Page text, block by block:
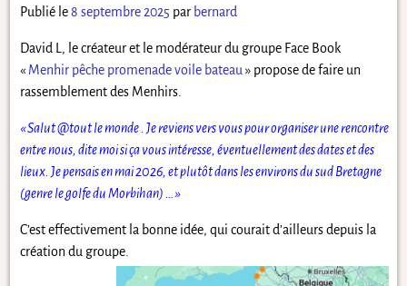
Publié le8 septembre 2025 par bernard
David L, le créateur et le modérateur du groupe Face Book
«Menhir pêche promenade voile bateau » propose de faire un
rassemblement des Menhirs.
« Salut @tout le monde . Je reviens vers vous pour organiser une rencontre
entre nous, dite moi si ça vous intéresse, éventuellement des dates et des
lieux. Je pensais en mai 2026, et plutôt dans les environs du sud Bretagne
(genre le golfe du Morbihan) … »
C’est effectivement la bonne idée, qui courait d’ailleurs depuis la
création du groupe.